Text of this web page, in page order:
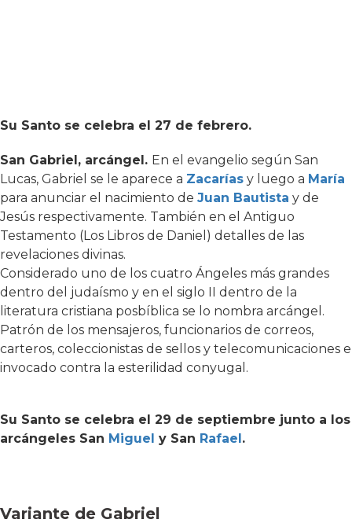
Su Santo se celebra el 27 de febrero.
San Gabriel, arcángel. En el evangelio según San
Lucas, Gabriel se le aparece a Zacarías y luego a María
para anunciar el nacimiento de Juan Bautista y de
Jesús respectivamente. También en el Antiguo
Testamento (Los Libros de Daniel) detalles de las
revelaciones divinas.
Considerado uno de los cuatro Ángeles más grandes
dentro del judaísmo y en el siglo II dentro de la
literatura cristiana posbíblica se lo nombra arcángel.
Patrón de los mensajeros, funcionarios de correos,
carteros, coleccionistas de sellos y telecomunicaciones e
invocado contra la esterilidad conyugal.
Su Santo se celebra el 29 de septiembre junto a los
arcángeles San Miguel y San Rafael.
Variante de Gabriel